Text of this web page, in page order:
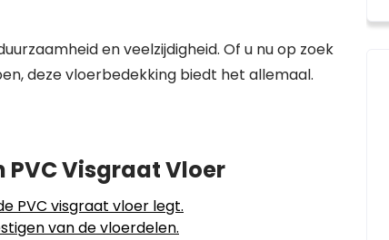
en veelzijdigheid. Of u nu op zoek
deze vloerbedekking biedt het allemaal.
PVC Visgraat Vloer
PVC visgraat vloer legt.
van de vloerdelen.